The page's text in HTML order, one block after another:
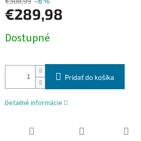
€289,98
cena:
Dostupné
Pridať do košíka
Detailné informácie